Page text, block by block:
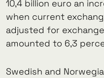
10,4 billion euro an
when current
adjusted for
amounted to 6,3
Swedish and